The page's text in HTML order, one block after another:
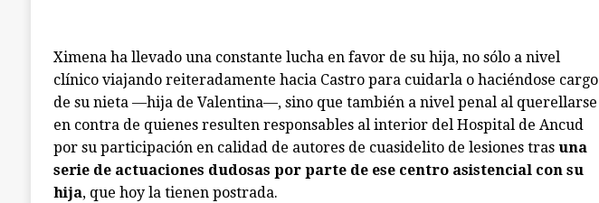
Ximena ha llevado una constante lucha en favor de su hija, no sólo a nivel
clínico viajando reiteradamente hacia Castro para cuidarla o haciéndose cargo
de su nieta —hija de Valentina—, sino que también a nivel penal al querellarse
en contra de quienes resulten responsables al interior del Hospital de Ancud
por su participación en calidad de autores de cuasidelito de lesiones tras una
serie de actuaciones dudosas por parte de ese centro asistencial con su
hija, que hoy la tienen postrada.